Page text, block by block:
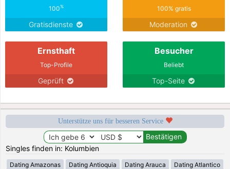
100%
Gratisdienste
100% gratis
Moderation
Ernsthaft
Top-Profile
Geprüft
Besucher
Beliebt
Top-Seite
Unterstütze uns für besseren Service
Singles finden in: Kolumbien
Dating Amazonas Dating Antioquia Dating Arauca Dating Atlantico